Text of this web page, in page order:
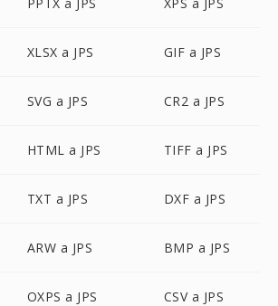
XLSX a JPS GIF a JPS
SVG a JPS CR2 a JPS
HTML a JPS TIFF a JPS
TXT a JPS DXF a JPS
ARW a JPS BMP a JPS
OXPS a JPS CSV a JPS